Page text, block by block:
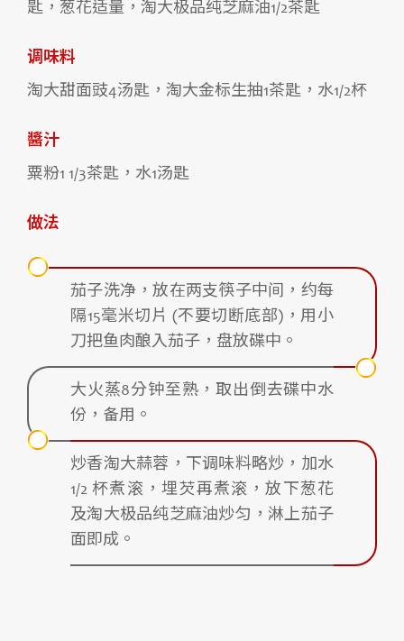
匙，葱花适量，淘大极品纯芝麻油1/2茶匙
调味料
淘大甜面豉4汤匙，淘大金标生抽1茶匙，水1/2杯
醬汁
粟粉1 1/3茶匙，水1汤匙
做法
茄子洗净，放在两支筷子中间，约每
隔15毫米切片 (不要切断底部)，用小
刀把鱼肉酿入茄子，盘放碟中。
大火蒸8分钟至熟，取出倒去碟中水
份，备用。
炒香淘大蒜蓉，下调味料略炒，加水
1/2 杯煮滚，埋芡再煮滚，放下葱花
及淘大极品纯芝麻油炒匀，淋上茄子
面即成。